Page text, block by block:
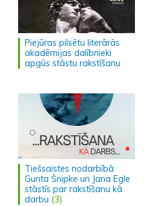
Piejūras pilsētu literārās
akadēmijas dalībnieki
apgūs stāstu rakstīšanu
Tiešsaistes nodarbībā
Gunta Šnipke un Jana Egle
stāstīs par rakstīšanu kā
darbu (3)